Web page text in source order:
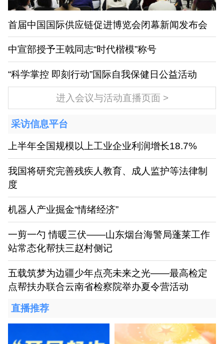
首届中国国际供应链促进博览会闭幕新闻发布会
中宣部授予王戟同志“时代楷模”称号
“科学掌控 即刻行动”国际自我保健日公益活动
进入会议与活动直播页面
采访信息平台
上半年全国规模以上工业企业利润增长18.7%
我国将研究完善残疾人教育、成人监护等法律制
度
机器人产业掘金“情绪经济”
一剪一勺 情暖三伏——山东烟台海警局蓬莱工作
站常态化帮扶三赵村侧记
五载筑梦为边疆少年点亮未来之光——最高检定
点帮扶办联合云南省检察院举办夏令营活动
直播推荐